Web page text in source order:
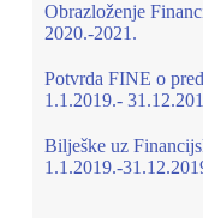
Obrazloženje
2020.-2021.
Potvrda FINE o
1.1.2019.-
Bilješke uz
1.1.2019.-